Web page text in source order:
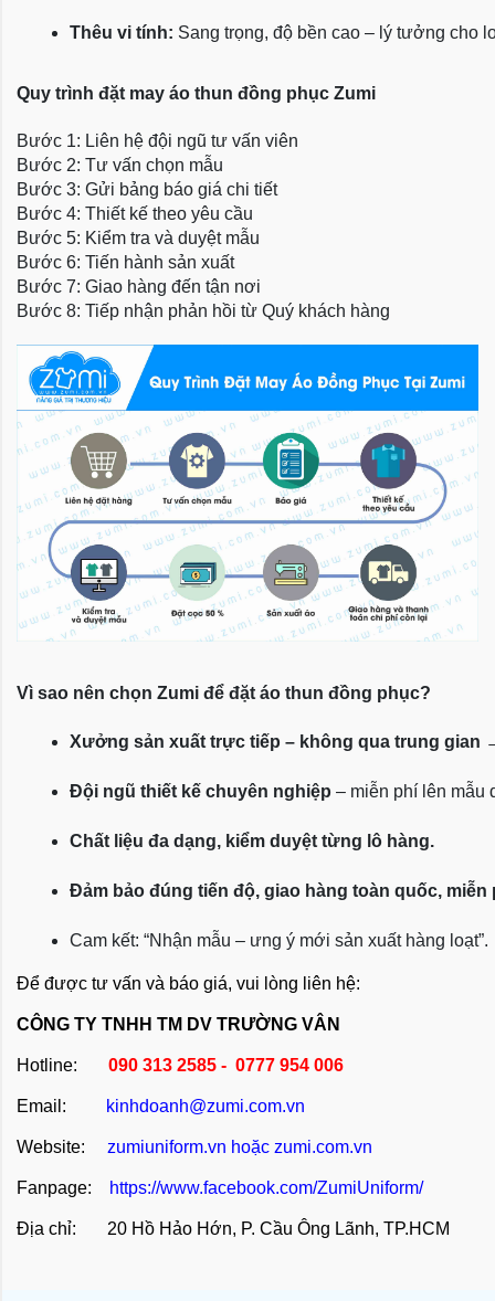
Thêu vi tính: Sang trọng, độ bền cao – lý tưởng cho
Quy trình đặt may áo thun đồng phục Zumi
Bước 1: Liên hệ đội ngũ tư vấn viên
Bước 2: Tư vấn chọn mẫu
Bước 3: Gửi bảng báo giá chi tiết
Bước 4: Thiết kế theo yêu cầu
Bước 5: Kiểm tra và duyệt mẫu
Bước 6: Tiến hành sản xuất
Bước 7: Giao hàng đến tận nơi
Bước 8: Tiếp nhận phản hồi từ Quý khách hàng
Vì sao nên chọn Zumi để đặt áo thun đồng phục?
Xưởng sản xuất trực tiếp – không qua trung gian
Đội ngũ thiết kế chuyên nghiệp – miễn phí lên mẫu
Chất liệu đa dạng, kiểm duyệt từng lô hàng.
Đảm bảo đúng tiến độ, giao hàng toàn quốc, miễn
Cam kết: “Nhận mẫu – ưng ý mới sản xuất hàng loạt”.
Để được tư vấn và báo giá, vui lòng liên hệ:
CÔNG TY TNHH TM DV TRƯỜNG VÂN
Hotline: 090 313 2585 - 0777 954 006
Email: kinhdoanh@zumi.com.vn
Website: zumiuniform.vn hoặc zumi.com.vn
Fanpage: https://www.facebook.com/ZumiUniform/
Địa chỉ: 20 Hồ Hảo Hớn, P. Cầu Ông Lãnh, TP.HCM